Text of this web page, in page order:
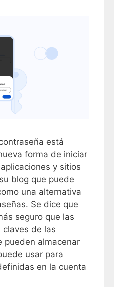
está
forma de iniciar
y sitios
blog que puede
una alternativa
Se dice que
seguro que las
claves de las
pueden almacenar
usar para
en la cuenta